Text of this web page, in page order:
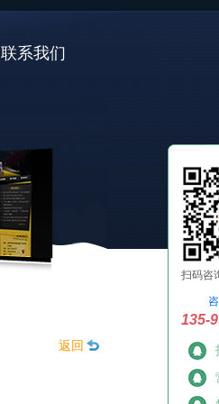
联系我们
返回
扫码咨
135-